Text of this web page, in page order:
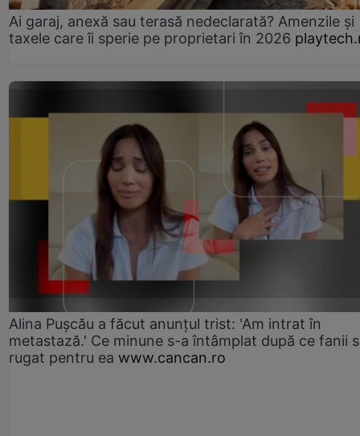
Ai garaj, anexă sau terasă nedeclarată? Amenzile și
taxele care îi sperie pe proprietari în 2026
Alina Pușcău a făcut anunțul trist: 'Am intrat în
metastază.' Ce minune s-a întâmplat după ce fanii
rugat pentru ea www.cancan.ro